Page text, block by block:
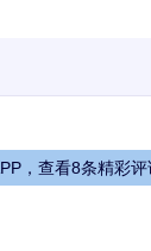
，查看8条精彩评